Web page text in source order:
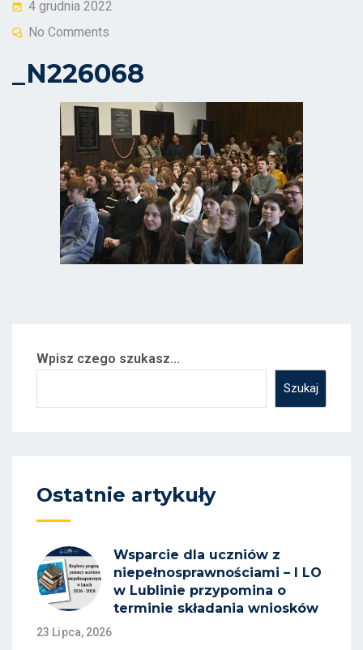
Posted
on
4 grudnia 2022
No Comments
_N226068
Wpisz czego szukasz...
Szukaj
Ostatnie artykuły
Wsparcie dla uczniów z
niepełnosprawnościami – I LO
w Lublinie przypomina o
terminie składania wniosków
23 Lipca, 2026